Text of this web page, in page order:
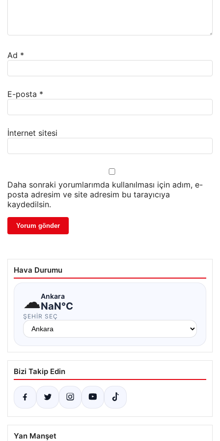
Ad *
E-posta *
İnternet sitesi
Daha sonraki yorumlarımda kullanılması için adım, e-
posta adresim ve site adresim bu tarayıcıya
kaydedilsin.
Hava Durumu
☁Ankara
NaN°C
ŞEHIR SEÇ
Bizi Takip Edin
Yan Manşet